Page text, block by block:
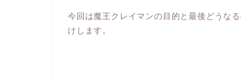
今回は魔王クレイマンの目的と最後どうな
けします。